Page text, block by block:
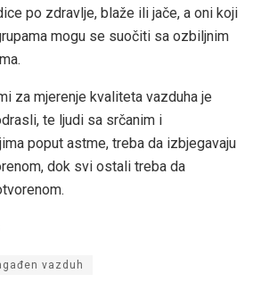
po zdravlje, blaže ili jače, a oni koji
mogu se suočiti sa ozbiljnim
za mjerenje kvaliteta vazduha je
te ljudi sa srčanim i
poput astme, treba da izbjegavaju
dok svi ostali treba da
vazduh